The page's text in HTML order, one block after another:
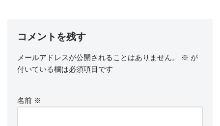
コメントを残す
メールアドレスが公開されることはありません。 ※ が
付いている欄は必須項目です
名前 ※